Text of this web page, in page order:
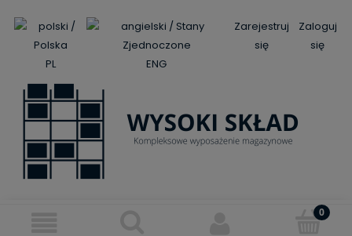
PL ENG
Zarejestruj
się
Zaloguj
się